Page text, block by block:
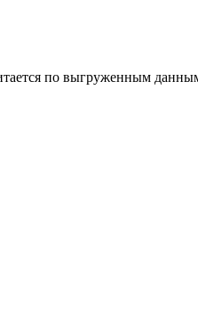
по выгруженным